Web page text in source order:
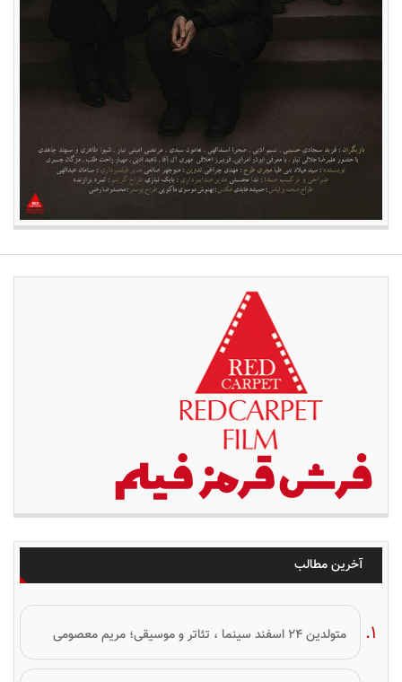
آخرین مطالب
متولدین ۲۴ اسفند سینما ، تئاتر و موسیقی؛ مریم معصومی